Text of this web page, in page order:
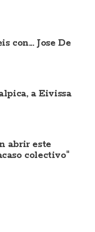
con... Jose De
a Eivissa
abrir este
colectivo"